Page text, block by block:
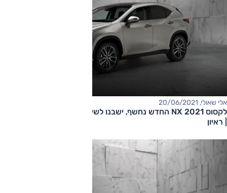
אלי שאולי, 20/06/2021
לקסוס NX 2021 החדש נחשף, ישבנו לשיחה עם יו"ר לקסוס באירופה
| ראיון